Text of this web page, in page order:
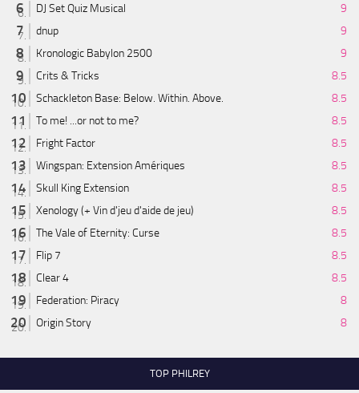
DJ Set Quiz Musical
9
dnup
9
Kronologic Babylon 2500
9
Crits & Tricks
8.5
Schackleton Base: Below. Within. Above.
8.5
To me! ...or not to me?
8.5
Fright Factor
8.5
Wingspan: Extension Amériques
8.5
Skull King Extension
8.5
Xenology (+ Vin d'jeu d'aide de jeu)
8.5
The Vale of Eternity: Curse
8.5
Flip 7
8.5
Clear 4
8.5
Federation: Piracy
8
Origin Story
8
TOP PHILREY